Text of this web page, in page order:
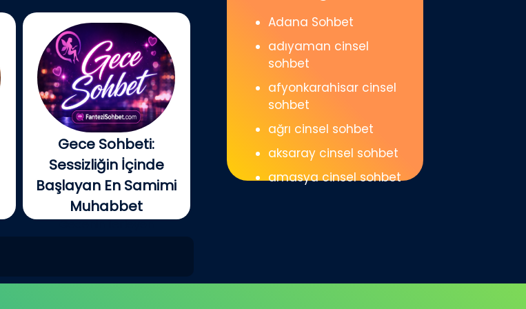
Gece Sohbeti:
Sessizliğin İçinde
Başlayan En Samimi
Muhabbet
Gecenin ilerleyen
Adana Sohbet
adıyaman cinsel
sohbet
afyonkarahisar cinsel
sohbet
ağrı cinsel sohbet
aksaray cinsel sohbet
amasya cinsel sohbet